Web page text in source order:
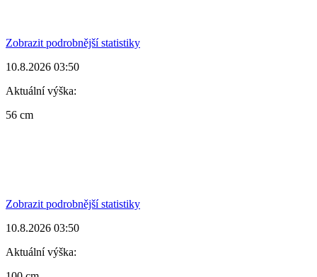
Zobrazit podrobnější statistiky
10.8.2026 03:50
Aktuální výška:
56 cm
Zobrazit podrobnější statistiky
10.8.2026 03:50
Aktuální výška: